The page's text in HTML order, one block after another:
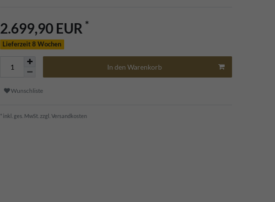
2.699,90 EUR *
Lieferzeit 8 Wochen
In den Warenkorb
Wunschliste
* inkl. ges. MwSt. zzgl. Versandkosten